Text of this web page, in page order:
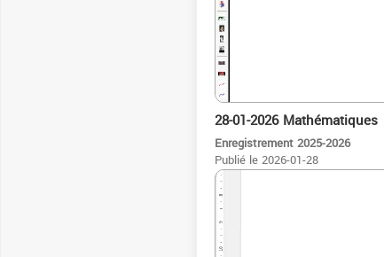
28-01-2026 Mathématiques
Enregistrement 2025-2026
Publié le 2026-01-28
02:01:34